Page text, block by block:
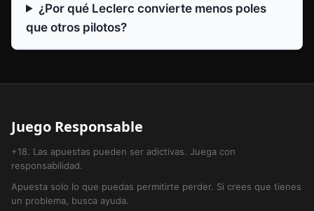
¿Por qué Leclerc convierte menos poles
que otros pilotos?
Juego Responsable
+18. Las apuestas pueden ser adictivas. Juega con
responsabilidad.
Apuesta solo lo que puedas permitirte perder. Si crees que tienes
un problema, busca ayuda.